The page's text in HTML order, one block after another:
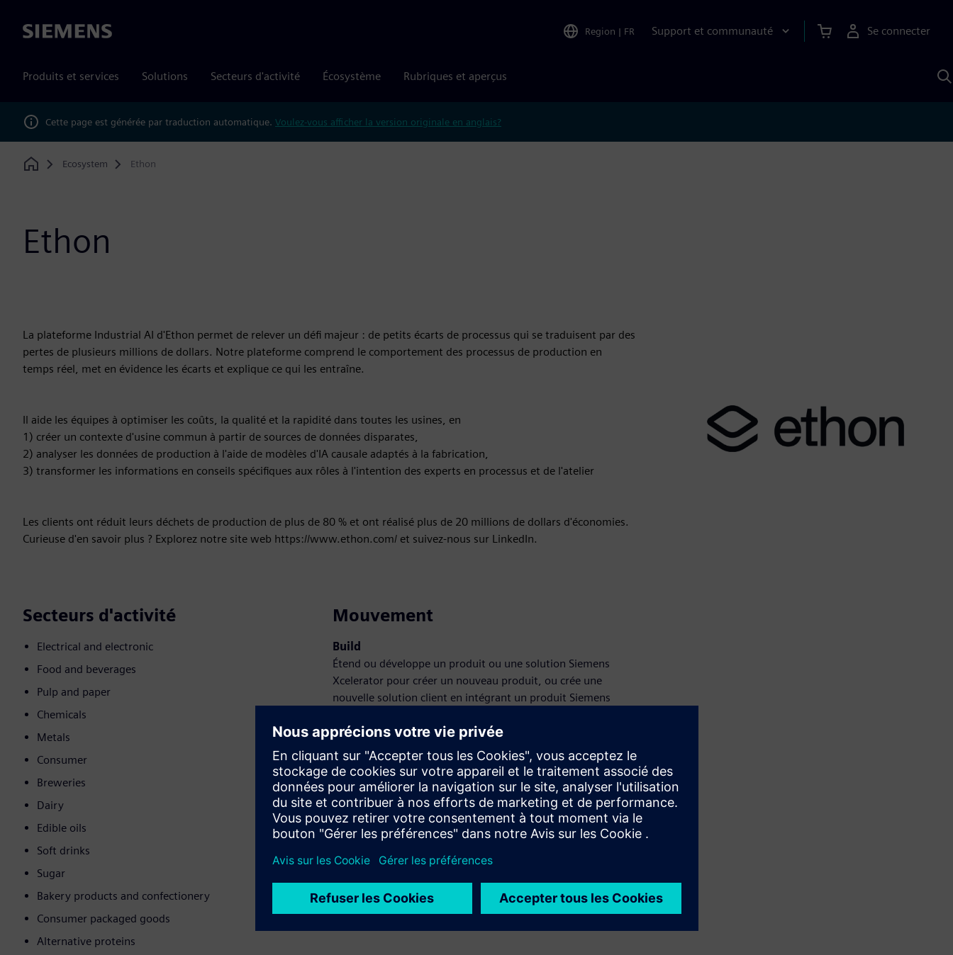
Siemens Region | FR Support et communauté Se connecter
Produits et services Solutions Secteurs d'activité Écosystème Rubriques et aperçus
Cette page est générée par traduction automatique. Voulez-vous afficher la version originale en anglais?
Home
Ecosystem Ethon
Ethon
La plateforme Industrial AI d'Ethon permet de relever un défi majeur : de petits écarts de processus qui se traduisent par des
pertes de plusieurs millions de dollars. Notre plateforme comprend le comportement des processus de production en
temps réel, met en évidence les écarts et explique ce qui les entraîne.
Il aide les équipes à optimiser les coûts, la qualité et la rapidité dans toutes les usines, en
1) créer un contexte d'usine commun à partir de sources de données disparates,
2) analyser les données de production à l'aide de modèles d'IA causale adaptés à la fabrication,
3) transformer les informations en conseils spécifiques aux rôles à l'intention des experts en processus et de l'atelier
Les clients ont réduit leurs déchets de production de plus de 80 % et ont réalisé plus de 20 millions de dollars d'économies.
Curieuse d'en savoir plus ? Explorez notre site web https://www.ethon.com/ et suivez-nous sur LinkedIn.
Secteurs d'activité
Electrical and electronic
Food and beverages
Pulp and paper
Chemicals
Metals
Consumer
Breweries
Dairy
Edible oils
Soft drinks
Sugar
Bakery products and confectionery
Consumer packaged goods
Alternative proteins
Mouvement
Build
Étend ou développe un produit ou une solution Siemens
Xcelerator pour créer un nouveau produit, ou crée une
nouvelle solution client en intégrant un produit Siemens